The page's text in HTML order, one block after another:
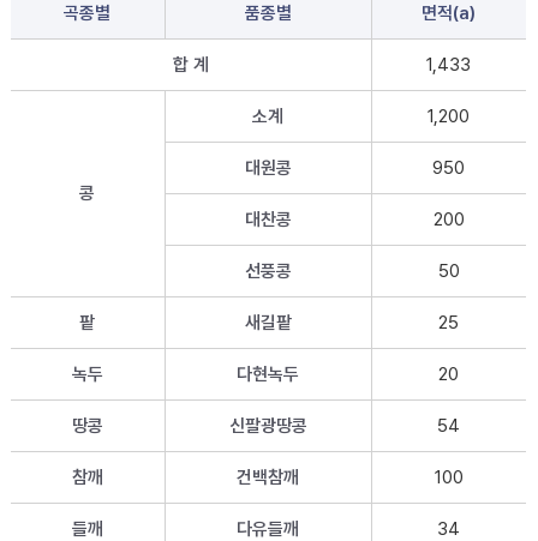
곡종별 품종별 면적(a)
합 계 1,433
콩
소계 1,200
대원콩 950
대찬콩 200
선풍콩 50
팥 새길팥 25
녹두 다현녹두 20
땅콩 신팔광땅콩 54
참깨 건백참깨 100
들깨 다유들깨 34